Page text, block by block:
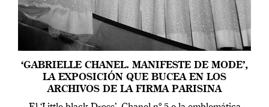
‘GABRIELLE CHANEL. MANIFESTE DE MODE’,
LA EXPOSICIÓN QUE BUCEA EN LOS
ARCHIVOS DE LA FIRMA PARISINA